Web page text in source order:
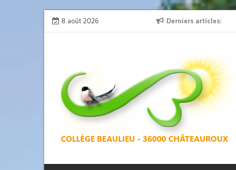
Skip
to
8 août 2026 Derniers articles
» : l’émission de radioL’exposition des latinistes est là !
COLLÈGE
BEAULIEU –
CHÂTEAUROUX